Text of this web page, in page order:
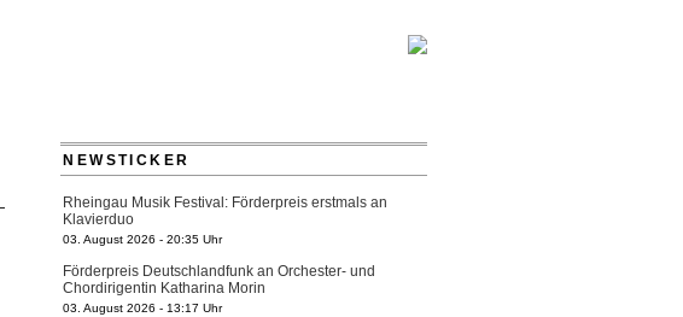
NEWSTICKER
Rheingau Musik Festival: Förderpreis erstmals an
Klavierduo
03. August 2026 - 20:35 Uhr
Förderpreis Deutschlandfunk an Orchester- und
Chordirigentin Katharina Morin
03. August 2026 - 13:17 Uhr